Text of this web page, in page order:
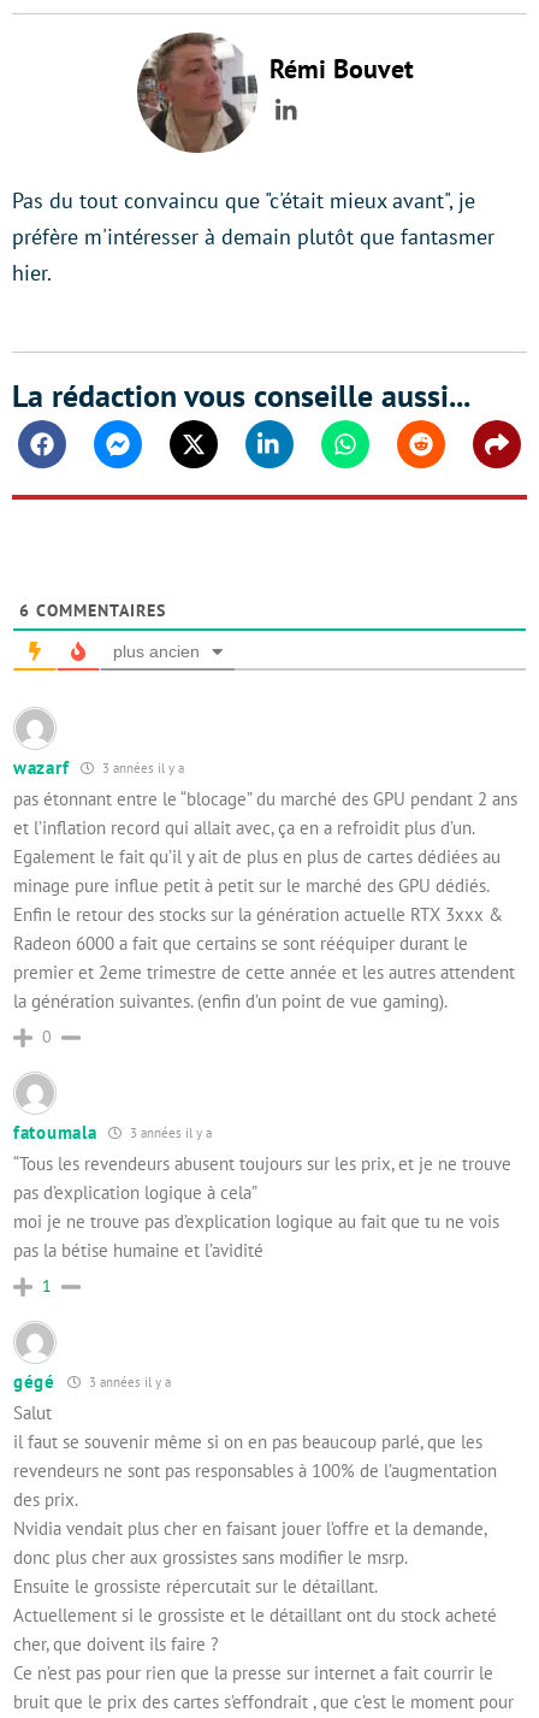
Rémi Bouvet
LinkedIn
Pas du tout convaincu que "c'était mieux avant", je
préfère m'intéresser à demain plutôt que fantasmer
hier.
La rédaction vous conseille aussi...
FacebookMessengerTwitter Linkedin WhatsappReddit
6 COMMENTAIRES
plus ancien
wazarf 3 années il y a
pas étonnant entre le “blocage” du marché des GPU pendant 2 ans
et l’inflation record qui allait avec, ça en a refroidit plus d’un.
Egalement le fait qu’il y ait de plus en plus de cartes dédiées au
minage pure influe petit à petit sur le marché des GPU dédiés.
Enfin le retour des stocks sur la génération actuelle RTX 3xxx &
Radeon 6000 a fait que certains se sont rééquiper durant le
premier et 2eme trimestre de cette année et les autres attendent
la génération suivantes. (enfin d’un point de vue gaming).
0
fatoumala 3 années il y a
“Tous les revendeurs abusent toujours sur les prix, et je ne trouve
pas d’explication logique à cela”
moi je ne trouve pas d’explication logique au fait que tu ne vois
pas la bétise humaine et l’avidité
1
gégé 3 années il y a
Salut
il faut se souvenir même si on en pas beaucoup parlé, que les
revendeurs ne sont pas responsables à 100% de l’augmentation
des prix.
Nvidia vendait plus cher en faisant jouer l’offre et la demande,
donc plus cher aux grossistes sans modifier le msrp.
Ensuite le grossiste répercutait sur le détaillant.
Actuellement si le grossiste et le détaillant ont du stock acheté
cher, que doivent ils faire ?
Ce n’est pas pour rien que la presse sur internet a fait courrir le
bruit que le prix des cartes s’effondrait , que c’est le moment pour